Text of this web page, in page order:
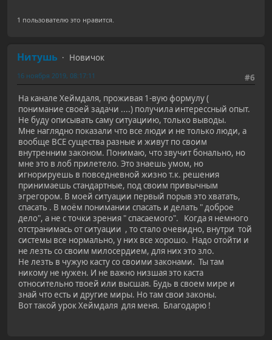
1 пользователю это нравится.
Нитушь
Новичок
#6
16 ноября 2019, 08:17:11
На канале Хеймдаля, проживая 1-вую формулу (
понимание своей задачи ....) получила интерессный опыт.
Не буду описывать саму ситуациию, только выводы.
Мне наглядно показали что все люди и не только люди, а
вообще ВСЕ существа разные и живут по своим
внутренним законом. Понимаю, что звучит бонально, но
мне это в лоб прилетело. Это знаешь умом, но
игнорируешь в повседневной жизно т.к. решения
принимаешь стандартные, под своим привычным
эгрегором. В моей ситуации первый порыв это хватать,
спасать . В моём понимании спасать и делать " доброе
дело", а не с точки зрения " спасаемого". Когда я немного
отстранимась от ситуации , то стало очевидно, внутри той
системы все нормально, у них все хорошо. Надо отойти и
не лезть со своим милосердием, для них это зло.
Не лезть в чужую касту со своими законами. Ты там
никому не нужен. И не важно низшая это каста
относительно твоей или высшая. Будь в своем мире и
знай что есть и другие миры. Но там свои законы.
Вот такой урок Хеймдаля для меня. Благодарю !